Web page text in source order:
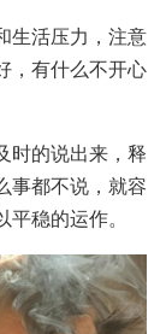
生活压力，注意
，有什么不开心
时的说出来，释
事都不说，就容
稳的运作。